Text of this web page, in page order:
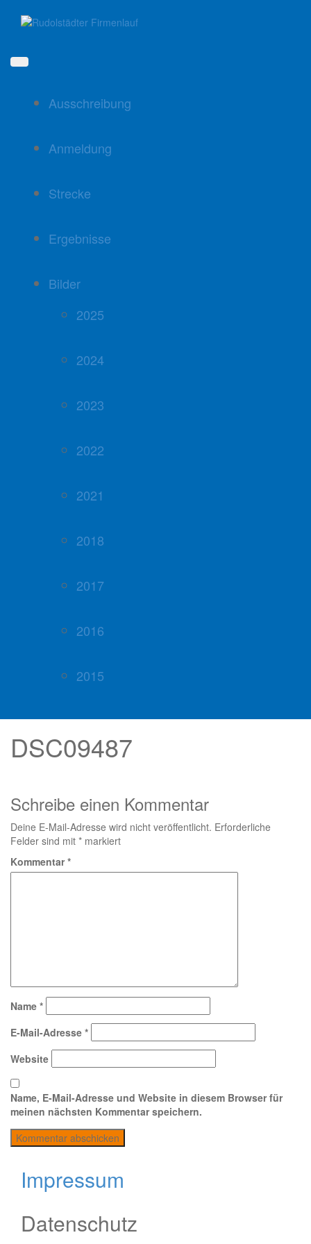
Ausschreibung
Anmeldung
Strecke
Ergebnisse
Bilder
2025
2024
2023
2022
2021
2018
2017
2016
2015
DSC09487
Schreibe einen Kommentar
Deine E-Mail-Adresse wird nicht veröffentlicht. Erforderliche
Felder sind mit * markiert
Kommentar*
Name *
E-Mail-Adresse *
Website
Name, E-Mail-Adresse und Website in diesem Browser für
meinen nächsten Kommentar speichern.
Impressum
Datenschutz